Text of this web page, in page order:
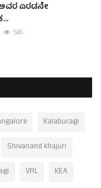
ಎರಡನೇ
546
Kalaburagi
Shivanand khajuri
VRL KEA